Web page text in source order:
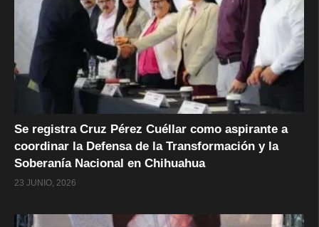
Se registra Cruz Pérez Cuéllar como aspirante a
coordinar la Defensa de la Transformación y la
Soberanía Nacional en Chihuahua
23 JUNIO, 2026